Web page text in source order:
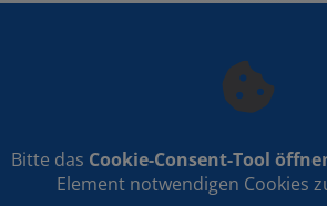
Bitte das Cookie-Consent-Tool
Element notwendigen Cookies